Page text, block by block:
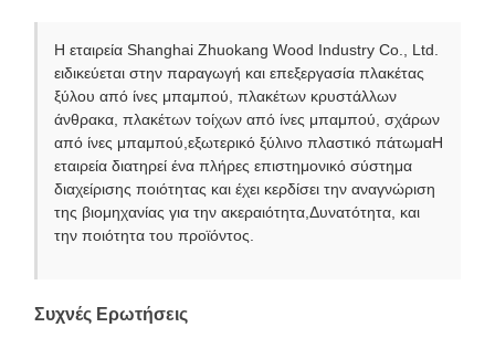
Η εταιρεία Shanghai Zhuokang Wood Industry Co., Ltd.
ειδικεύεται στην παραγωγή και επεξεργασία πλακέτας
ξύλου από ίνες μπαμπού, πλακέτων κρυστάλλων
άνθρακα, πλακέτων τοίχων από ίνες μπαμπού, σχάρων
από ίνες μπαμπού,εξωτερικό ξύλινο πλαστικό πάτωμαΗ
εταιρεία διατηρεί ένα πλήρες επιστημονικό σύστημα
διαχείρισης ποιότητας και έχει κερδίσει την αναγνώριση
της βιομηχανίας για την ακεραιότητα,Δυνατότητα, και
την ποιότητα του προϊόντος.
Συχνές Ερωτήσεις